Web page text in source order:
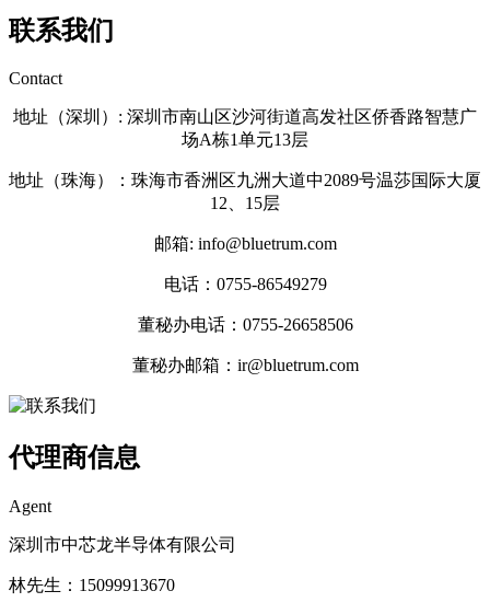
联系我们
Contact
地址（深圳）: 深圳市南山区沙河街道高发社区侨香路智慧广
场A栋1单元13层
地址（珠海）：珠海市香洲区九洲大道中2089号温莎国际大厦
12、15层
邮箱: info@bluetrum.com
电话：0755-86549279
董秘办电话： 0755-26658506
董秘办邮箱：ir@bluetrum.com
代理商信息
Agent
深圳市中芯龙半导体有限公司
林先生：15099913670